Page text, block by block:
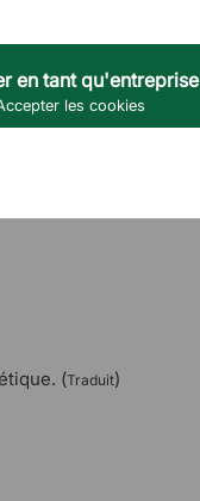
en tant qu'entreprise
les cookies
(Traduit)